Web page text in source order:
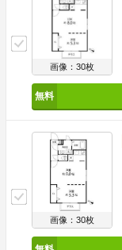
画像：30枚
画像：30枚